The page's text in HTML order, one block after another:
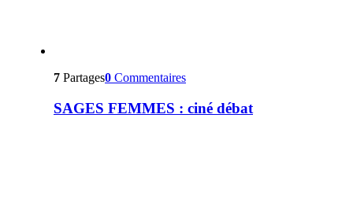
7 Partages0 Commentaires
SAGES FEMMES : ciné débat